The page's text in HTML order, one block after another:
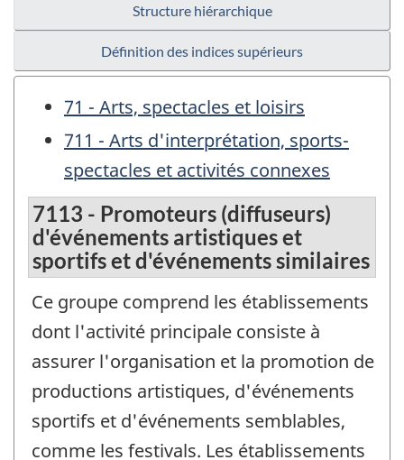
Structure hiérarchique
Définition des indices supérieurs
71 - Arts, spectacles et loisirs
711 - Arts d'interprétation, sports-
spectacles et activités connexes
7113 - Promoteurs (diffuseurs)
d'événements artistiques et
sportifs et d'événements similaires
Ce groupe comprend les établissements
dont l'activité principale consiste à
assurer l'organisation et la promotion de
productions artistiques, d'événements
sportifs et d'événements semblables,
comme les festivals. Les établissements